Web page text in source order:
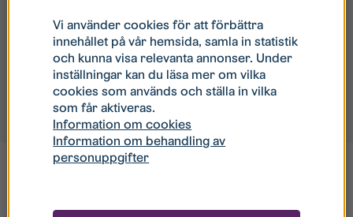
3:or (70-92
kvm)
12 513 kr/mån
4:or (98-122
14 366 kr/mån
Vi använder cookies för att förbättra
innehållet på vår hemsida, samla in statistik
och kunna visa relevanta annonser. Under
inställningar kan du läsa mer om vilka
cookies som används och ställa in vilka
som får aktiveras.
Information om cookies
Information om behandling av
personuppgifter